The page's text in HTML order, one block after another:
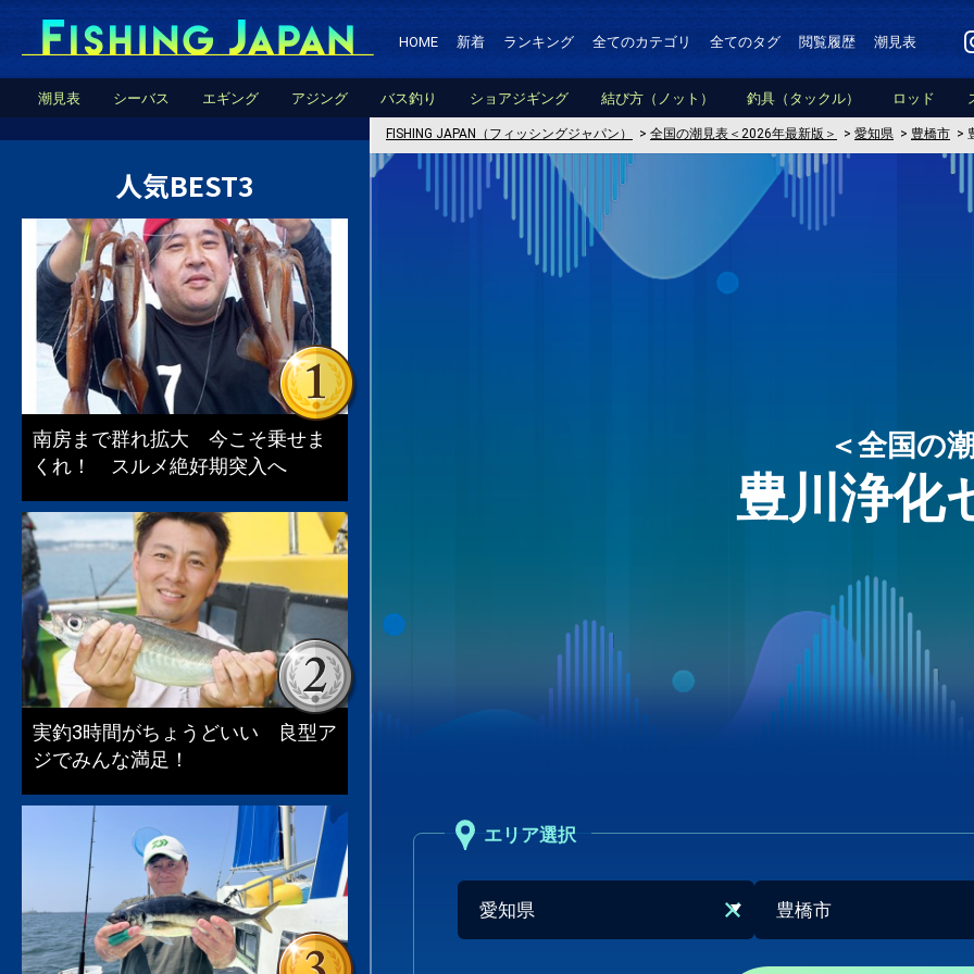
HOME 新着 ランキング 全てのカテゴリ 全てのタグ 閲覧履歴 潮見表
潮見表 シーバス エギング アジング バス釣り ショアジギング 結び方（ノット） 釣具（タックル） ロッド
FISHING JAPAN（フィッシングジャパン） > 全国の潮見表＜2026年最新版＞ > 愛知県 > 豊橋市 >
＜全国の
豊川浄化
エリア選択
人気BEST3
南房まで群れ拡大 今こそ乗せま
くれ！ スルメ絶好期突入へ
実釣3時間がちょうどいい 良型ア
ジでみんな満足！